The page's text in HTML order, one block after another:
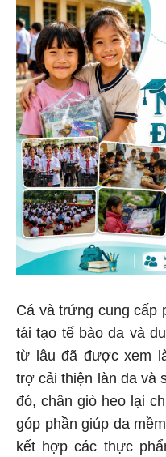
Cá và trứng cung cấp
tái tạo tế bào da và
từ lâu đã được xem
trợ cải thiện làn da và
đó, chân giò heo lại
góp phần giúp da
kết hợp các thực